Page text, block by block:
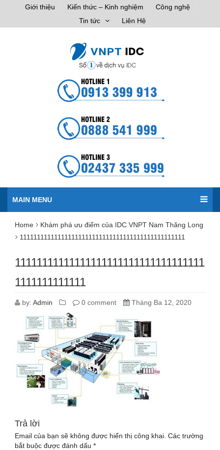
Giới thiệu Kiến thức – Kinh nghiệm
Công nghệ
Tin tức
Liên Hệ
MAIN MENU
Home
Khám phá ưu điểm của IDC VNPT Nam Thăng Long
111111111111111111111111111111111111111111111111
11111111111111111111111111111111111
1111111111111
by: Admin 0 comment Tháng Ba 12, 2020
Trả lời
Email của bạn sẽ không được hiển thị công khai. Các trường
bắt buộc được đánh dấu *